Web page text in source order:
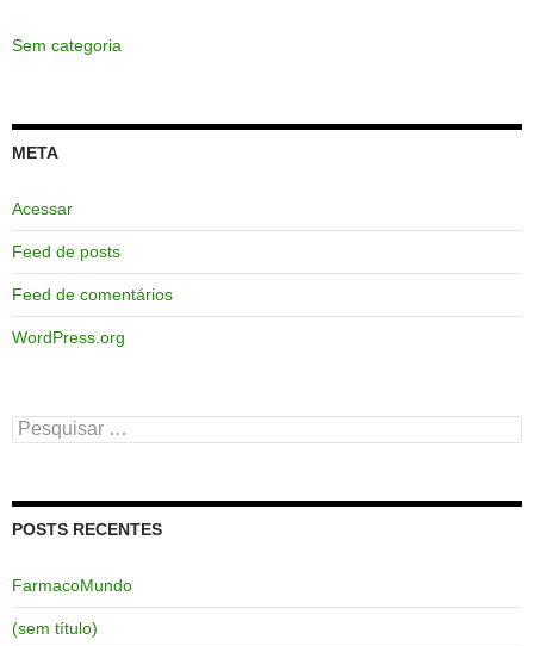
Sem categoria
META
Acessar
Feed de posts
Feed de comentários
WordPress.org
Pesquisar
por:
POSTS RECENTES
FarmacoMundo
(sem título)